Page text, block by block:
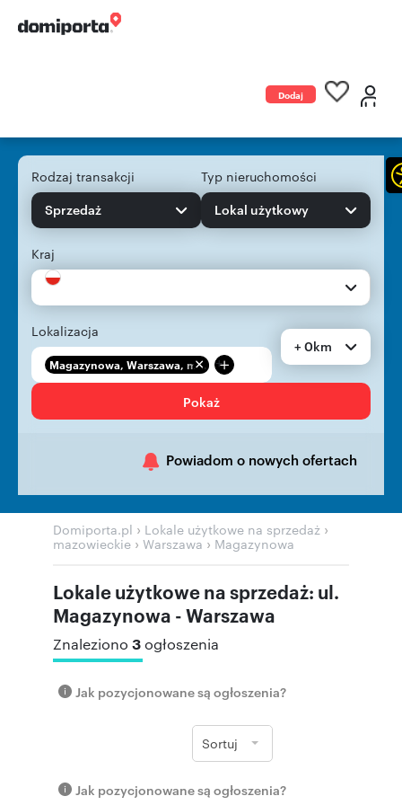
Dodaj
Rodzaj transakcji
Sprzedaż
Typ nieruchomości
Lokal użytkowy
Kraj
Lokalizacja
Magazynowa, Warszawa, m... +
+ 0km
Pokaż
Powiadom o nowych ofertach
Domiporta.pl › Lokale użytkowe na sprzedaż ›
mazowieckie › Warszawa› Magazynowa
Lokale użytkowe na sprzedaż: ul.
Magazynowa - Warszawa
Znaleziono 3ogłoszenia
Jak pozycjonowane są ogłoszenia?
Sortuj
Jak pozycjonowane są ogłoszenia?